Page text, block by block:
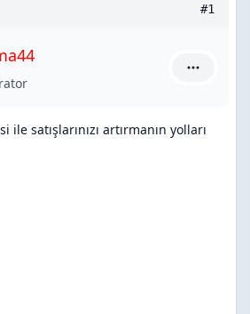
#1
satışlarınızı artırmanın yolları